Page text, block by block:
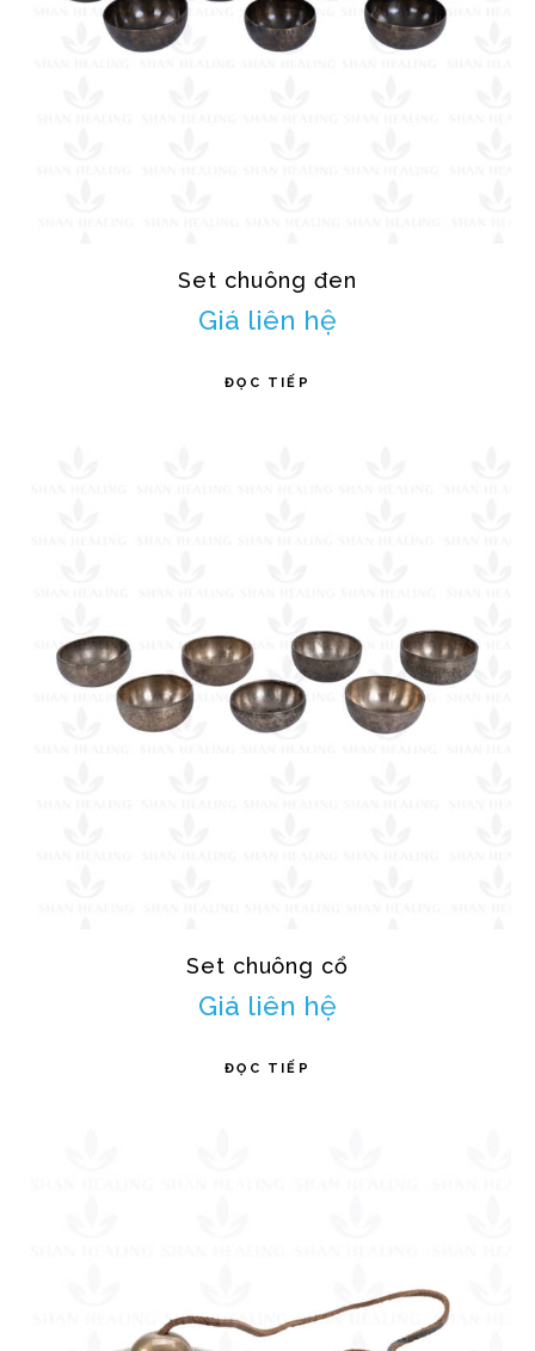
Set chuông đen
Giá liên hệ
ĐỌC TIẾP
Set chuông cổ
Giá liên hệ
ĐỌC TIẾP